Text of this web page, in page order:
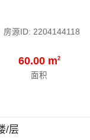
房源ID: 2204144118
60.00 m2
面积
/层